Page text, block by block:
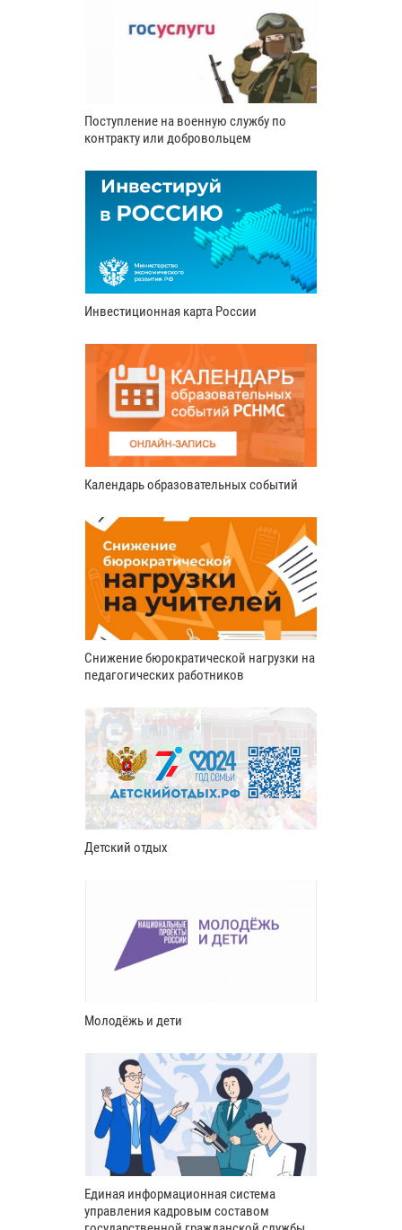
Поступление на военную службу по
контракту или добровольцем
Инвестиционная карта России
Календарь образовательных событий
Снижение бюрократической нагрузки на
педагогических работников
Детский отдых
Молодёжь и дети
Единая информационная система
управления кадровым составом